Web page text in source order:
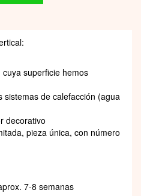
superficie hemos
sistemas de calefacción (agua
decorativo
pieza única, con número
7-8 semanas